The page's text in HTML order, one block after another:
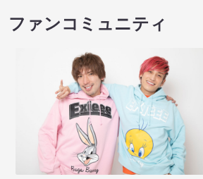
ファンコミュニティ